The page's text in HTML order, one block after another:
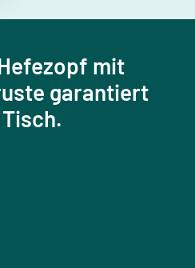
mit
garantiert